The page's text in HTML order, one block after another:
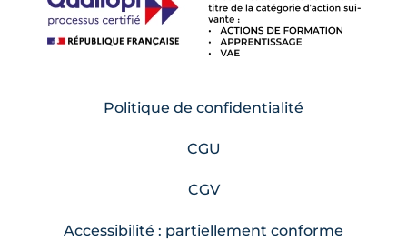
Politique de confidentialité
CGU
CGV
Accessibilité : partiellement conforme